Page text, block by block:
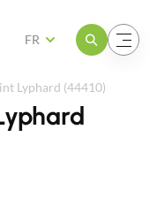
Ouvrir le menuOuvrir le menu
FR
Lyphard (44410)